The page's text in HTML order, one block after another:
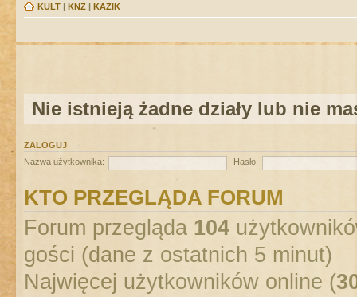
KULT | KNŻ | KAZIK
Nie istnieją żadne działy lub nie
ZALOGUJ
Nazwa użytkownika:
Hasło:
KTO PRZEGLĄDA FORUM
Forum przegląda 104
gości (dane z ostatnich 5 minut)
Najwięcej użytkowników online (